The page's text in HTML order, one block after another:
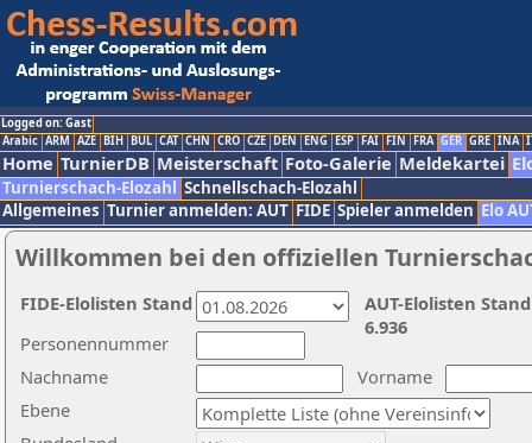
Logged on: Gast
Arabic ARM AZE BIH BUL CAT CHN CRO CZE DEN ENG ESP FAI FIN FRA GER GRE INA
Home TurnierDB Meisterschaft Foto-Galerie Meldekartei
Turnierschach-Elozahl Schnellschach-Elozahl
Allgemeines Turnier anmelden: AUT FIDE Spieler anmelden Elo
Willkommen bei den offiziellen
Nachname
Vorname
Ebene
Personennummer
AUT-Elolisten
6.936
FIDE-Elolisten Stand